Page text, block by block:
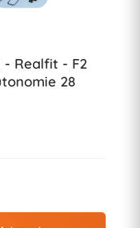
- Realfit - F2
28